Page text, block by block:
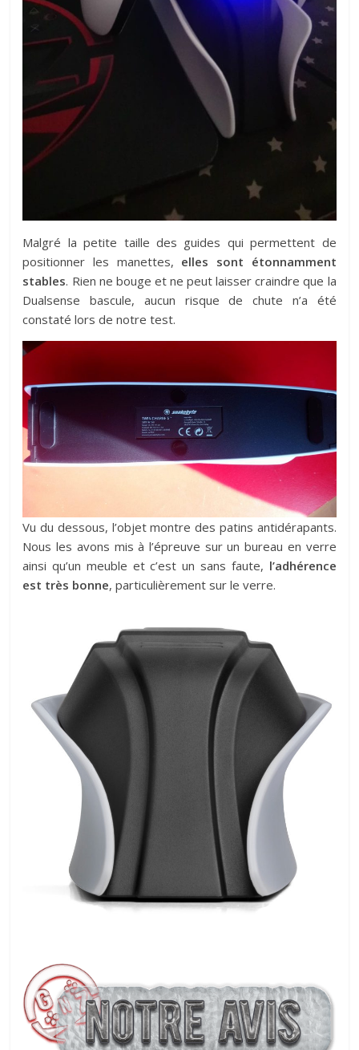
Malgré la petite taille des guides qui permettent de
positionner les manettes, elles sont étonnamment
stables. Rien ne bouge et ne peut laisser craindre que la
Dualsense bascule, aucun risque de chute n’a été
constaté lors de notre test.
Vu du dessous, l’objet montre des patins antidérapants.
Nous les avons mis à l’épreuve sur un bureau en verre
ainsi qu’un meuble et c’est un sans faute, l’adhérence
est très bonne, particulièrement sur le verre.